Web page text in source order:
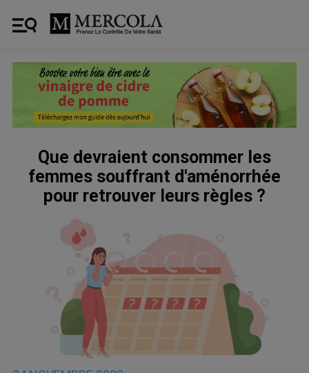
Que devraient consommer les
femmes souffrant d'aménorrhée
pour retrouver leurs règles ?